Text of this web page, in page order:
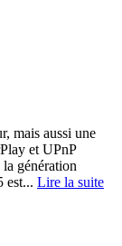
mais aussi une
et UPnP
génération
est... Lire la suite